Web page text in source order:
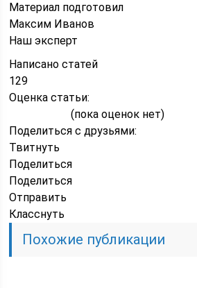
Материал подготовил
Максим Иванов
Наш эксперт
Написано статей
129
Оценка статьи:
(пока оценок нет)
Поделиться с друзьями:
Твитнуть
Поделиться
Поделиться
Отправить
Класснуть
Похожие публикации